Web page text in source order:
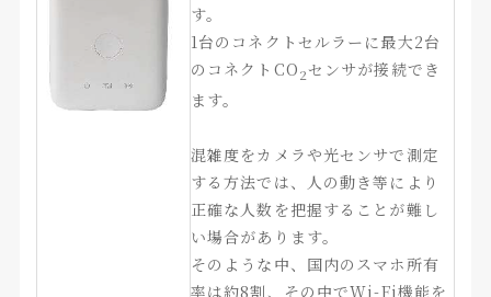
す。
1台のコネクトセルラーに最大2台
のコネクトCO2センサが接続でき
ます。
混雑度をカメラや光センサで測定
する方法では、人の動き等により
正確な人数を把握することが難し
い場合があります。
そのような中、国内のスマホ所有
率は約8割、その中でWi-Fi機能を